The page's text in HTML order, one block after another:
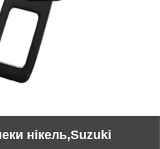
нікель,Suzuki